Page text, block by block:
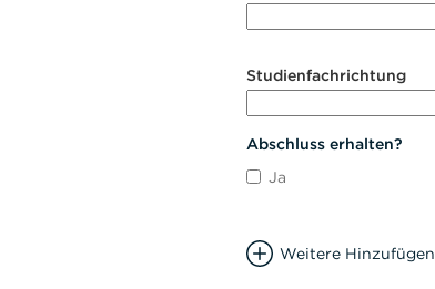
Studienfachrichtung
Abschluss erhalten?
Ja
Weitere Hinzufügen